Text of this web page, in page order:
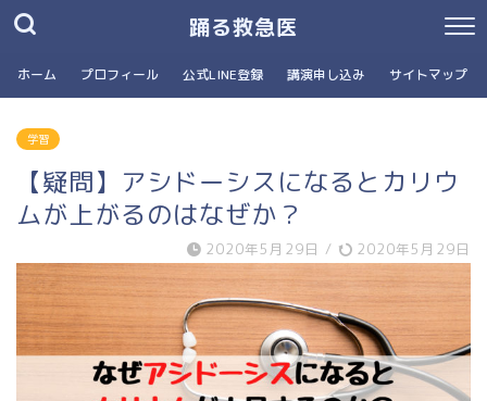
踊る救急医
ホーム プロフィール 公式LINE登録 講演申し込み サイトマップ
学習
【疑問】アシドーシスになるとカリウ
ムが上がるのはなぜか？
2020年5月29日 / 2020年5月29日